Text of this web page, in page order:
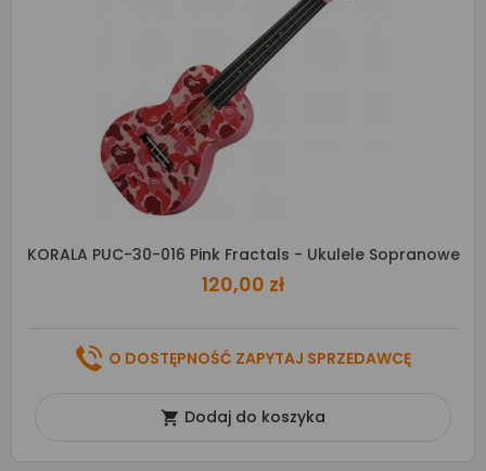
KORALA PUC-30-016 Pink Fractals - Ukulele Sopranowe
120,00 zł
O DOSTĘPNOŚĆ ZAPYTAJ SPRZEDAWCĘ
 Dodaj do koszyka